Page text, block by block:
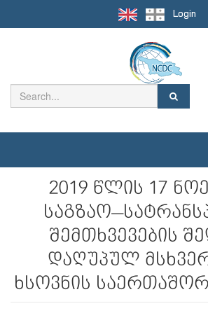
Login
2019 წლის 17
შემთხვევების
დაღუპულ
ხსოვნის